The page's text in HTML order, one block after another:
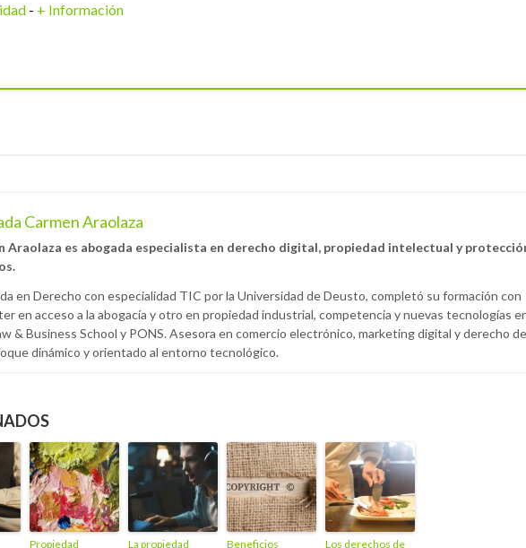
- + Información
Carmen Araolaza
Araolaza es abogada especialista en derecho digital, propiedad intelectual y
en Derecho con especialidad TIC por la Universidad de Deusto, completó su formación con
en acceso a la abogacía y otro en propiedad industrial, competencia y nuevas tecnologías
& Business School y PONS. Asesora en comercio electrónico, marketing digital y derecho de
dinámico y orientado al entorno tecnológico.
Propiedad La propiedad Beneficios Los derechos de